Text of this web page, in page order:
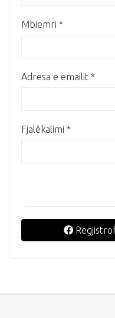
Mbiemri *
Adresa e emailit *
Fjalëkalimi *